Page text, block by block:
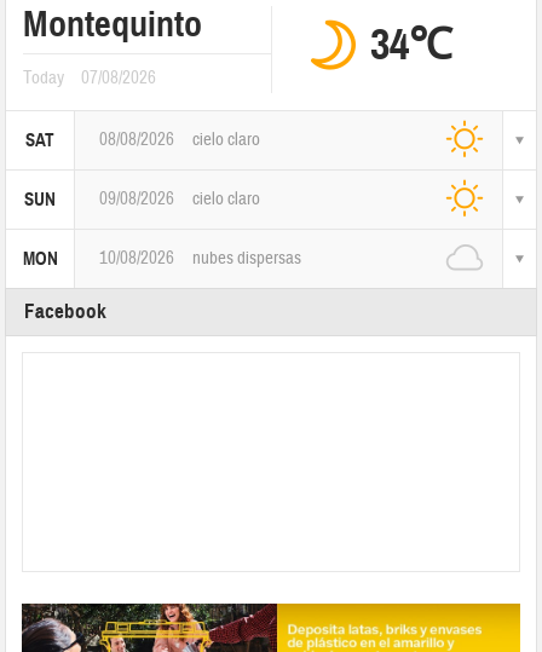
Montequinto
Today 07/08/2026
34℃
SAT 08/08/2026 cielo claro
SUN 09/08/2026 cielo claro
MON 10/08/2026 nubes dispersas
Facebook